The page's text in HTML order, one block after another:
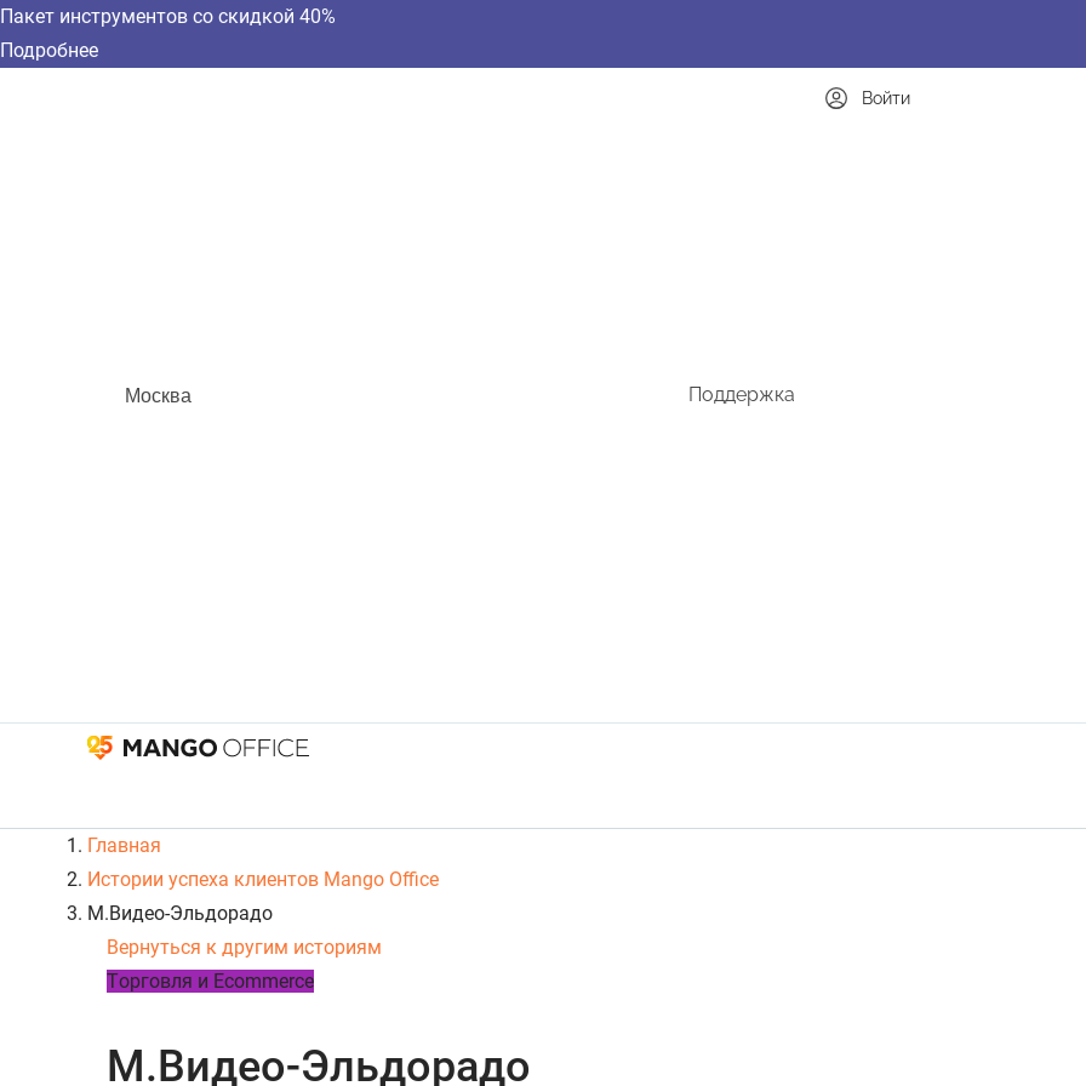
Пакет инструментов со скидкой 40%
Подробнее
Москва Поддержка
Войти
Главная
Истории успеха клиентов Mango Office
М.Видео-Эльдорадо
Вернуться к другим историям
Tорговля и Ecommerce
М.Видео-Эльдорадо